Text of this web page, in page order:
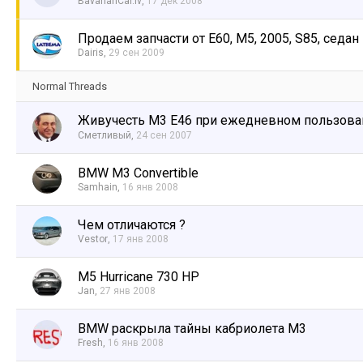
Продаем запчасти от E60, M5, 2005, S85, седан
Dairis, 29 сен 2009
Normal Threads
Живучесть М3 Е46 при ежедневном
Сметливый, 24 сен 2007
BMW M3 Convertible
Samhain, 16 янв 2008
Чем отличаются ?
Vestor, 17 янв 2008
M5 Hurricane 730 HP
Jan, 27 янв 2008
BMW раскрыла тайны кабриолета M3
Fresh, 16 янв 2008